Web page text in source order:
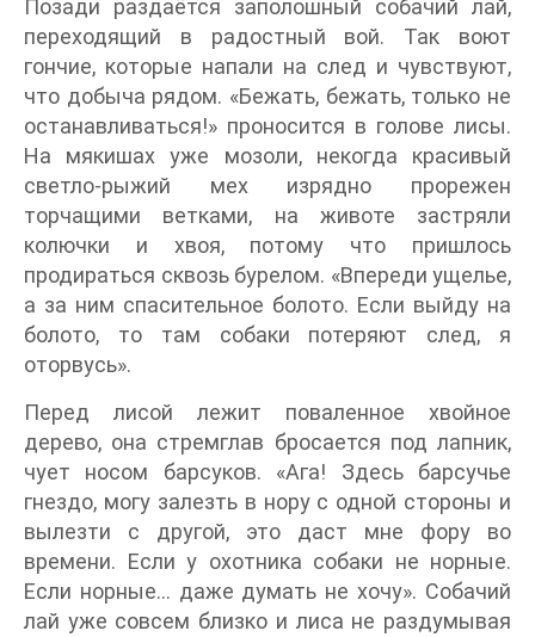
Позади раздаётся заполошный собачий лай,
переходящий в радостный вой. Так воют
гончие, которые напали на след и чувствуют,
что добыча рядом. «Бежать, бежать, только не
останавливаться!» проносится в голове лисы.
На мякишах уже мозоли, некогда красивый
светло-рыжий мех изрядно прорежен
торчащими ветками, на животе застряли
колючки и хвоя, потому что пришлось
продираться сквозь бурелом. «Впереди ущелье,
а за ним спасительное болото. Если выйду на
болото, то там собаки потеряют след, я
оторвусь».
Перед лисой лежит поваленное хвойное
дерево, она стремглав бросается под лапник,
чует носом барсуков. «Ага! Здесь барсучье
гнездо, могу залезть в нору с одной стороны и
вылезти с другой, это даст мне фору во
времени. Если у охотника собаки не норные.
Если норные… даже думать не хочу». Собачий
лай уже совсем близко и лиса не раздумывая